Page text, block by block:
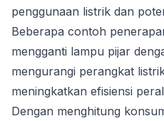
penggunaan listrik dan
Beberapa contoh
mengganti lampu pijar
mengurangi perangkat
meningkatkan efisiensi
Dengan menghitung